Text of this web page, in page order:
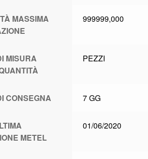
MASSIMA
999999,000
MISURA
PEZZI
CONSEGNA 7 GG
METEL
01/06/2020